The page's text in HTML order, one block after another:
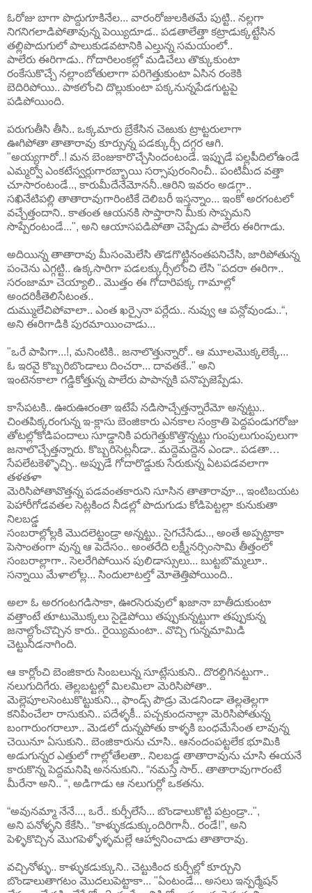
ఓరోజు బాగా పొద్దుగూకినేల... వారంరోజులకితమే పుట్టి.. నల్లగా
నిగనిగలాడిపోతావున్న పెయ్యిదూడ.. పడతాలేత్తా కట్రాడుక్కట్టేసిన
తల్లిపొదుగులో పాలుకుడవటానికి ఎల్తున్న సమయంలో..
పాలేరు ఈరిగాడు.. గోదారిలంకల్లో మడిచేలు తొక్కుకుంటా
రంకేసుకొచ్చే నల్లాంబోతులాగా పరిగెత్తుకుంటా ఏసిన రంకెకి
బెదిరిపోయి.. పాకలోంచి దొల్లుకుంటా పక్కనున్నపేడగుట్టపై
పడిపోయింది.
పరుగుతీసి తీసి.. ఒక్కమారు బ్రేకేసిన చెఱుకు ట్రాట్టరులాగా
ఊగిపోతా తాతారావు కూర్సున్న పడక్కుర్చీ దగ్గర ఆగి.
"అయ్యగారో..! మన బెంజుకారొచ్చేసిందంటండే. ఇప్పుడే పల్లపీదిలోఉండే
ఎమ్మర్వో ఎంకటేస్వర్లుగారబ్బాయి సర్సాపురంనించీ.. పంటిమీద వత్తా
చూసారంటండే.., కారుమీదేనేమోననీ..ఆరిని ఇవరం అడగ్గా..
సఖినేటిపల్లి తాతారావుగారింటికే దెలిబరీ ఇస్తన్నాం... ఇంకో అరగంటలో
వచ్చేత్తందాని.. కాతంత ఆయనకి సొప్తారాని మీకు సొప్పమని
సొప్పేరంటండే...", అని ఆయాసపడిపోతా చెప్పేడు పాలేరు ఈరిగాడు.
అదియిన్న తాతారావు మీసంమెలేసి తొడగొట్టినంతపనిచేసి, జారిపోతున్న
పంచెను ఎగ్గట్టి.. ఉక్కసారిగా పడలక్కుర్సీలోంచి లేసి "పదరా ఈరిగా..
సరంజామా చెయ్యాలి.. మొత్తం ఈ గోదారిపక్క గామాల్లో
అందరికీతెలిసేటంత..
దుమ్ములేచిపోవాలా.. ఎంత ఖర్సైనా పర్లేదు.. నువ్వు ఆ పన్లోవుండు..“,
అని ఈరిగాడికి పురమాయించాడు...
"ఒరే పాపిగా...!, మనింటికి.. జనాలొత్తున్నారో.. ఆ మూలమొక్కలెక్కే...
ఓ ఇరవై కొబ్బరిబొండాలు దించరా... దావతకే.." అని
ఇంటెనకాలా గడ్డికోత్తున్న పాలేరు పాపాన్నకి పనొప్పజెప్పేడు.
కాసేపటకి.. ఊరుఊరంతా ఇటేపే నడిసొచ్చేత్తన్నారేమో అన్నట్టు..
చింతపిక్కరంగున్న ఇ-క్లాసు బెంజికారు ఎనకాల సంక్రాతి పెద్దపండుగరోజు
తోటల్లోకోడిపందాలు సూడ్డానికి పరుగెత్తుకొత్తొన్నట్టు గుంపులుగుంపులుగా
జనాలొచ్చేత్తన్నారు. కొబ్బరిసెట్లనీడా.. మద్దెమద్దెన ఎండా.. పడతా…
సేపలేటకెళ్ళొచ్చి.. అప్పుడే గోదారొడ్డుకు సేరుకున్న ఏటపడవలాగా
తళతళా
మెరిసిపోతావొత్తన్న పడవంతకారుని సూసిన తాతారావూ.., ఇంటిబయట
పెహారీగోడవతల సెట్లకింద నీడల్లో పొదుగుడు కోడిపెట్టల్లా కునుకుతా
నిలబడ్డ
సంబరాల్లోల్లకి మొదలెట్టండ్రా అన్నట్టు.. సైగచేసేడు.., అంతే అప్పట్దాకా
పెసాంతంగా వున్న ఆ పెదేసం.. అంతరేది లక్ష్మీనర్సింసామి తీత్తంలో
సంబరాల్లాగా.. సెలరేగిపోయిన పులిడాస్సులు... బుట్టబొమ్మలూ..
సన్నాయి మేళాలోల్ల... సిందులాటల్తో మోతెత్తిపోయింది..
అలా ఓ అరగంటగడిసాకా, ఊరసెరువులో ఖజానా బాతీదుకుంటా
వత్తాంటే తూటుమొక్కలు సైడైపోయి తప్పుకున్నట్టుగా తప్పుకున్న
జనాల్లోంచొచ్చిన కారు.. రైయ్యిమంటా.. వొచ్చి గున్నమామిడి
చెట్టునీడనాగింది.
ఆ కార్లోంచి బెంజికారు సింబలున్న సూట్లేసుకుని.. దొరల్దిగినట్టుగా..
నలుగుదిగేరు. తెల్లబట్టల్లో మిలమిలా మెరిసిపోతా..
మెల్లెపూలసెంటుకొట్టుకుని.., ఫాండ్స్ పౌడ్రు మెడనిండా తెల్లతెల్లగా
కనిపించేలా రాసుకుని.. పదేళ్ళకీ.. పచ్చకుందనాల్లా మెరిసిపోతున్న
బంగారుంగరాలూ.. మెడలో దున్నపోతు కాళ్ళకి బంధమేసేంత లావున్న
చెయినూ ఏసుకుని.. బెంజికారును చూసి.. ఆనందంపట్టలేక భూమికి
అడుగున్నర ఎత్తులో గాల్లోతేలతా.. నిలబడ్డ తాతారావును చూసి ఈయనే
కారుకొన్న పెద్దమనిషి అననుకుని.. “నమస్తే సార్.. తాతారావుగారంటే
మీరేనా అని.. “, అడిగాడు ఆ నలుగుర్లో ఒకతను.
“అవునమ్మా నేనే..., ఒరే.. కుర్చీలేసే... బొండాలుకొట్టి పట్రండ్రా..",
అని పనోళ్ళని కేకేసి.. “కాళ్ళుకడుక్కుందిరిగానీ.. రండే!”, అని
పెళ్ళికొచ్చిన మొగపెళ్ళోళ్ళమల్లే ఆహ్వానించాడు తాతారావు.
వచ్చినోళ్ళు.. కాళ్ళుకడుక్కుని.. చెట్టుకింద కుర్చీల్లో కూర్చుని
బొండాలుతాగటం మొదలుపెట్టాకా... "ఏంటండే... అసలు ఇన్పర్మేషన్